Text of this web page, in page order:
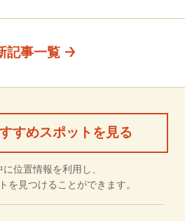
記事一覧
すめスポットを見る
位置情報を利用し、
を見つけることができます。